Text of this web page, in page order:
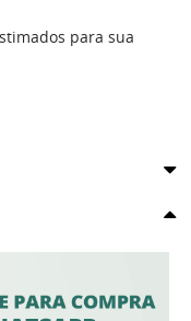
para sua